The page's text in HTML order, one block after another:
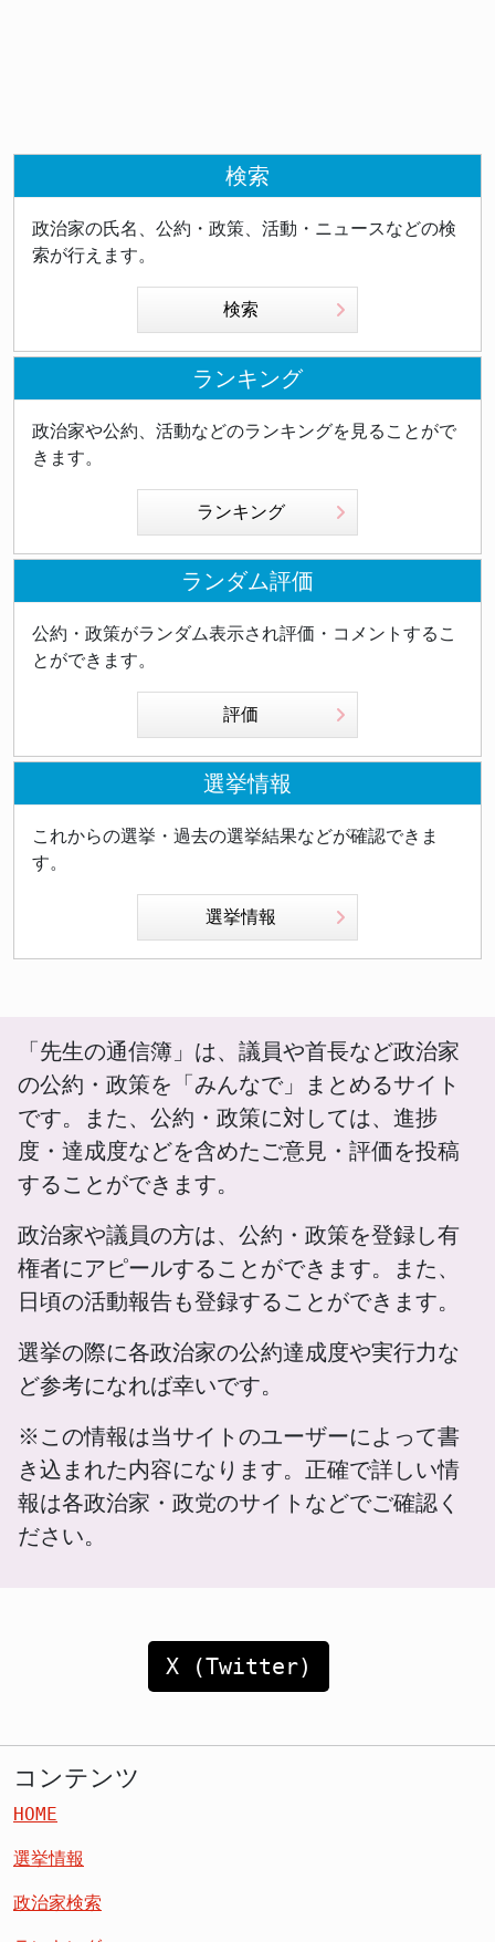
検索
政治家の氏名、公約・政策、活動・ニュースなどの検
索が行えます。
検索
ランキング
政治家や公約、活動などのランキングを見ることがで
きます。
ランキング
ランダム評価
公約・政策がランダム表示され評価・コメントするこ
とができます。
評価
選挙情報
これからの選挙・過去の選挙結果などが確認できま
す。
選挙情報
「先生の通信簿」は、議員や首長など政治家
の公約・政策を「みんなで」まとめるサイト
です。また、公約・政策に対しては、進捗
度・達成度などを含めたご意見・評価を投稿
することができます。
政治家や議員の方は、公約・政策を登録し有
権者にアピールすることができます。また、
日頃の活動報告も登録することができます。
選挙の際に各政治家の公約達成度や実行力な
ど参考になれば幸いです。
※この情報は当サイトのユーザーによって書
き込まれた内容になります。正確で詳しい情
報は各政治家・政党のサイトなどでご確認く
ださい。
X (Twitter)
コンテンツ
HOME
選挙情報
政治家検索